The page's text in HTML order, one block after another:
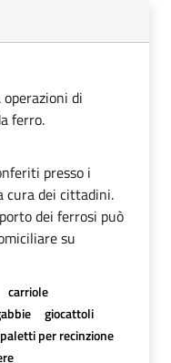
di
ferro.
presso i
cura dei cittadini.
dei ferrosi può
su
carriole
giocattoli
paletti per recinzione